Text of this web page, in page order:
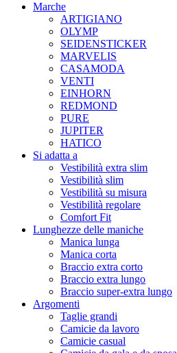
Marche
ARTIGIANO
OLYMP
SEIDENSTICKER
MARVELIS
CASAMODA
VENTI
EINHORN
REDMOND
PURE
JUPITER
HATICO
Si adatta a
Vestibilità extra slim
Vestibilità slim
Vestibilità su misura
Vestibilità regolare
Comfort Fit
Lunghezze delle maniche
Manica lunga
Manica corta
Braccio extra corto
Braccio extra lungo
Braccio super-extra lungo
Argomenti
Taglie grandi
Camicie da lavoro
Camicie casual